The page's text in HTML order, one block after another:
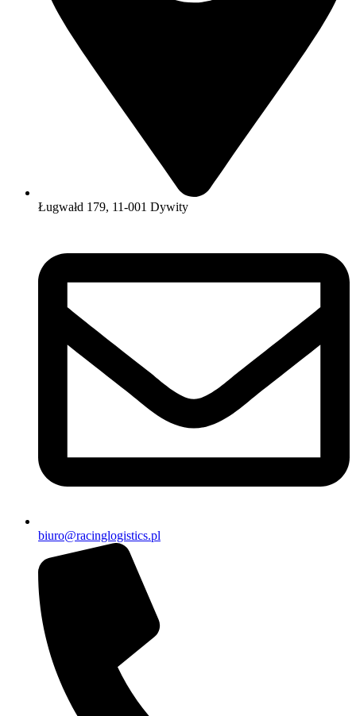
Ługwałd 179, 11-001 Dywity
biuro@racinglogistics.pl